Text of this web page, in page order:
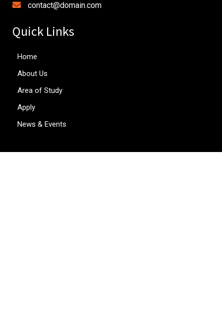
contact@domain.com
Quick Links
Home
About Us
Area of Study
Apply
News & Events